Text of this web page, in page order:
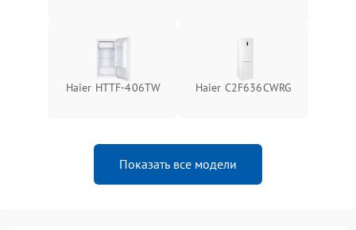
Haier HTTF-406TW Haier C2F636CWRG
Показать все модели